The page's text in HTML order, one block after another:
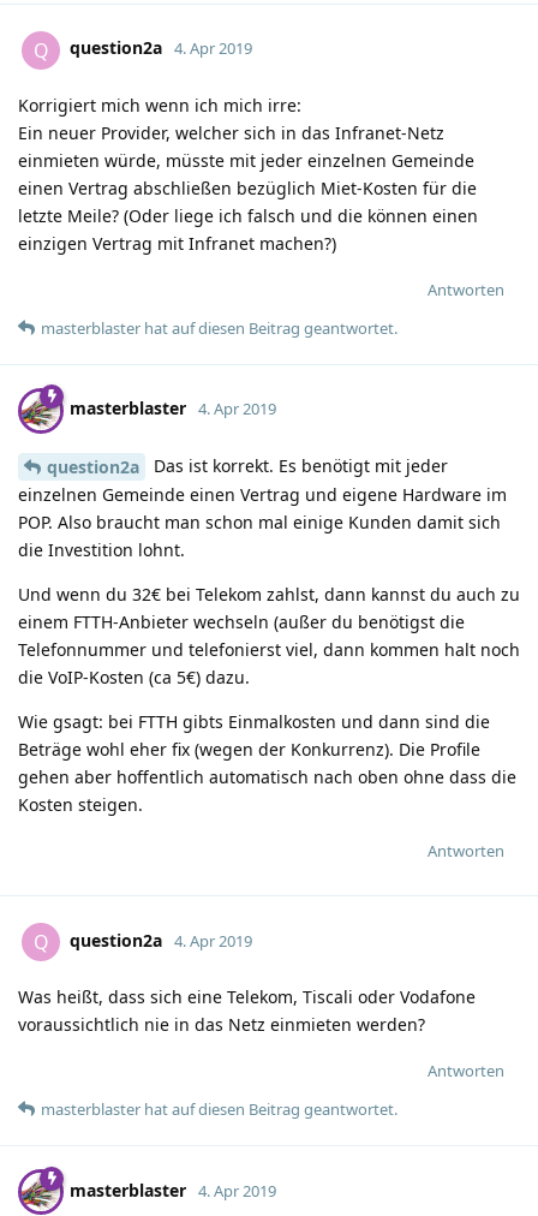
Q question2a 4. Apr 2019
Korrigiert mich wenn ich mich irre:
Ein neuer Provider, welcher sich in das Infranet-Netz
einmieten würde, müsste mit jeder einzelnen Gemeinde
einen Vertrag abschließen bezüglich Miet-Kosten für die
letzte Meile? (Oder liege ich falsch und die können einen
einzigen Vertrag mit Infranet machen?)
Antworten
masterblaster hatauf diesen Beitrag geantwortet.
masterblaster 4. Apr 2019
question2a
Das ist korrekt. Es benötigt mit jeder
einzelnen Gemeinde einen Vertrag und eigene Hardware im
POP. Also braucht man schon mal einige Kunden damit sich
die Investition lohnt.
Und wenn du 32€ bei Telekom zahlst, dann kannst du auch zu
einem FTTH-Anbieter wechseln (außer du benötigst die
Telefonnummer und telefonierst viel, dann kommen halt noch
die VoIP-Kosten (ca 5€) dazu.
Wie gsagt: bei FTTH gibts Einmalkosten und dann sind die
Beträge wohl eher fix (wegen der Konkurrenz). Die Profile
gehen aber hoffentlich automatisch nach oben ohne dass die
Kosten steigen.
Antworten
Q question2a 4. Apr 2019
Was heißt, dass sich eine Telekom, Tiscali oder Vodafone
voraussichtlich nie in das Netz einmieten werden?
Antworten
masterblaster hatauf diesen Beitrag geantwortet.
masterblaster 4. Apr 2019